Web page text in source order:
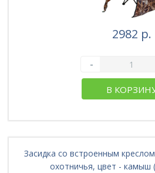
2982 р.
-
В
Засидка со встроенным
охотничья, цвет - камыш